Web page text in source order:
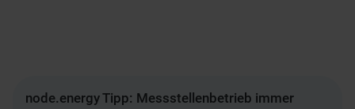
node.energy Tipp: Messstellenbetrieb immer